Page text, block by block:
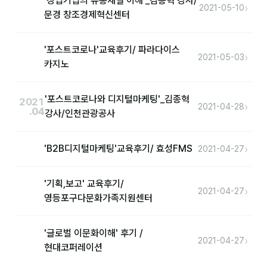
대면교육 후기
고객사 레퍼런스
미팅·보고
문경 창조경제혁신센터
2021-05-10›
'포스트코로나'교육후기/ 파라다이스
카지노
2021-05-03›
2021
.04
'포스트코로나와 디지털마케팅'_김종혁
강사/인천관광공사
2021-04-28›
'B2B디지털마케팅'교육후기/ 효성FMS 2021-04-27›
'기획,보고' 교육후기/
영등포구다문화가족지원센터
2021-04-27›
'글로벌 이문화이해' 후기 /
현대코퍼레이션
2021-04-27›